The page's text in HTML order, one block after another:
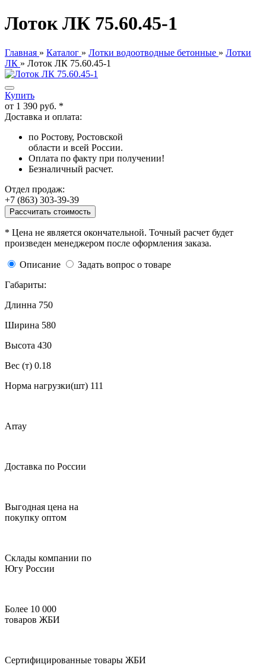
Лоток ЛК 75.60.45-1
Главная » Каталог » Лотки водоотводные бетонные » Лотки
ЛК » Лоток ЛК 75.60.45-1
Купить
от 1 390 руб. *
Доставка и оплата:
по Ростову, Ростовской
области и всей России.
Оплата по факту при получении!
Безналичный расчет.
Отдел продаж:
+7 (863) 303-39-39
Рассчитать стоимость
* Цена не является окончательной. Точный расчет будет
произведен менеджером после оформления заказа.
Описание
Задать вопрос о товаре
Габариты:
Длинна 750
Ширина 580
Высота 430
Вес (т) 0.18
Норма нагрузки(шт) 111
Array
Доставка по России
Выгодная цена на
покупку оптом
Склады компании по
Югу России
Более 10 000
товаров ЖБИ
Сертифицированные товары ЖБИ